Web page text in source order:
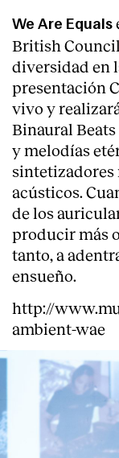
We Are Equals
British
diversidad en
presentación
vivo y
Binaural
y melodías
sintetizadores
acústicos.
de los
producir más
tanto, a
ensueño.
http://
ambient-wae